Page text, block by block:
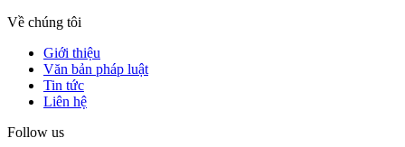
Về chúng tôi
Giới thiệu
Văn bản pháp luật
Tin tức
Liên hệ
Follow us